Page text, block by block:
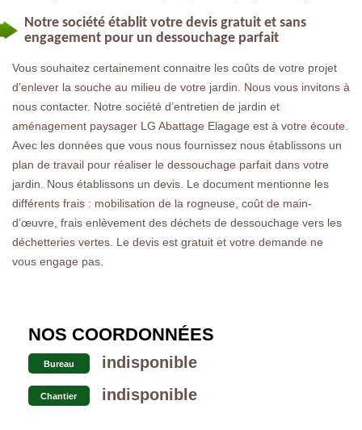
Notre société établit votre devis gratuit et sans
engagement pour un dessouchage parfait
Vous souhaitez certainement connaitre les coûts de votre projet
d’enlever la souche au milieu de votre jardin. Nous vous invitons à
nous contacter. Notre société d’entretien de jardin et
aménagement paysager LG Abattage Elagage est à votre écoute.
Avec les données que vous nous fournissez nous établissons un
plan de travail pour réaliser le dessouchage parfait dans votre
jardin. Nous établissons un devis. Le document mentionne les
différents frais : mobilisation de la rogneuse, coût de main-
d’œuvre, frais enlèvement des déchets de dessouchage vers les
déchetteries vertes. Le devis est gratuit et votre demande ne
vous engage pas.
NOS COORDONNÉES
Bureau indisponible
Chantier indisponible